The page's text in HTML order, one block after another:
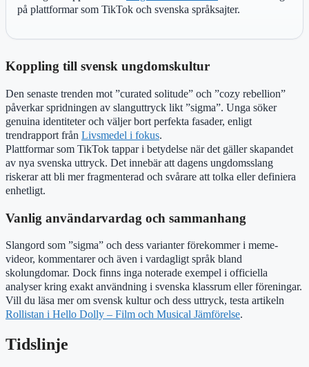
på plattformar som TikTok och svenska språksajter.
Koppling till svensk ungdomskultur
Den senaste trenden mot ”curated solitude” och ”cozy rebellion”
påverkar spridningen av slanguttryck likt ”sigma”. Unga söker
genuina identiteter och väljer bort perfekta fasader, enligt
trendrapport från Livsmedel i fokus.
Plattformar som TikTok tappar i betydelse när det gäller skapandet
av nya svenska uttryck. Det innebär att dagens ungdomsslang
riskerar att bli mer fragmenterad och svårare att tolka eller definiera
enhetligt.
Vanlig användarvardag och sammanhang
Slangord som ”sigma” och dess varianter förekommer i meme-
videor, kommentarer och även i vardagligt språk bland
skolungdomar. Dock finns inga noterade exempel i officiella
analyser kring exakt användning i svenska klassrum eller föreningar.
Vill du läsa mer om svensk kultur och dess uttryck, testa artikeln
Rollistan i Hello Dolly – Film och Musical Jämförelse.
Tidslinje